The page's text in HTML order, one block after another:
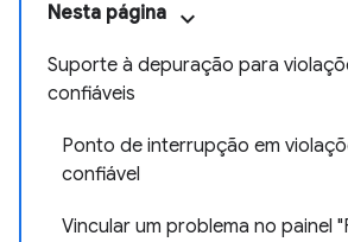
Nesta página
Suporte à depuração para
confiáveis
Ponto de interrupção em
confiável
Vincular um problema no painel